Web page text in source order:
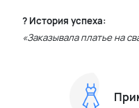
? История успеха:
«Заказывала платье на